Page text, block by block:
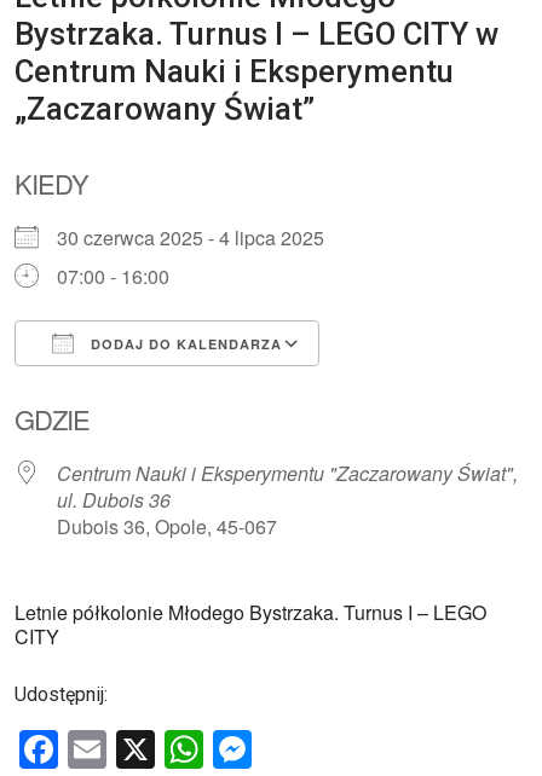
Bystrzaka. Turnus I – LEGO CITY w
Centrum Nauki i Eksperymentu
„Zaczarowany Świat”
KIEDY
30 czerwca 2025 - 4 lipca 2025
07:00 - 16:00
DODAJ DO KALENDARZA
GDZIE
Centrum Nauki i Eksperymentu "Zaczarowany Świat",
ul. Dubois 36
Dubois 36, Opole, 45-067
Letnie półkolonie Młodego Bystrzaka. Turnus I – LEGO
CITY
Udostępnij:
F
E
X
W